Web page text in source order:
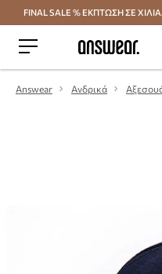
FINAL SALE % ΕΚΠΤΩΣΗ ΣΕ
Answear Ανδρικά